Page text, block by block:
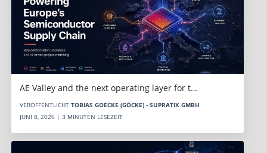
AE Valley and the next operating layer for t…
VERÖFFENTLICHT TOBIAS GOECKE (GÖCKE) - SUPRATIX GMBH
JUNI 8, 2026 | 3 MINUTEN LESEZEIT